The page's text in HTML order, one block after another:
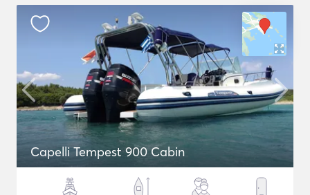
Capelli Tempest 900 Cabin